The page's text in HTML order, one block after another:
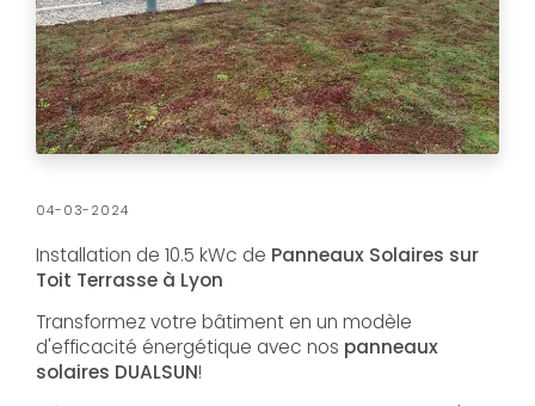
04-03-2024
Installation de 10.5 kWc de Panneaux Solaires sur
Toit Terrasse à Lyon
Transformez votre bâtiment en un modèle
d'efficacité énergétique avec nos panneaux
solaires DUALSUN!